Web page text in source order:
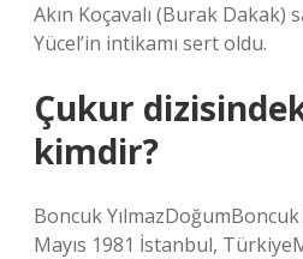
Akın Koçavalı (Burak Dakak)
Yücel’in intikamı sert oldu.
Çukur
kimdir?
Boncuk
Mayıs 1981 İstanbul,